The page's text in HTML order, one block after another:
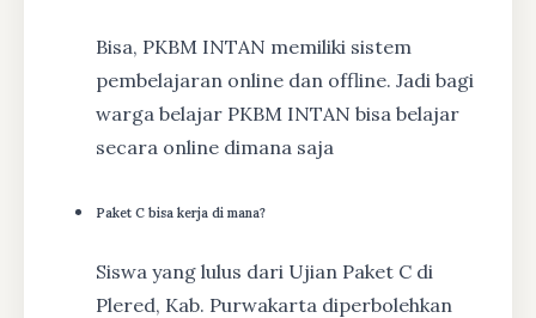
Bisa, PKBM INTAN memiliki sistem
pembelajaran online dan offline. Jadi bagi
warga belajar PKBM INTAN bisa belajar
secara online dimana saja
Paket C bisa kerja di mana?
Siswa yang lulus dari Ujian Paket C di
Plered, Kab. Purwakarta diperbolehkan